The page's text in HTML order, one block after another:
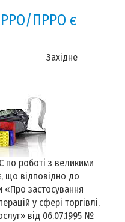
РРО/ПРРО є
Західне
по роботі з великими
що відповідно до
«Про застосування
у сфері торгівлі,
від 06.07.1995 №